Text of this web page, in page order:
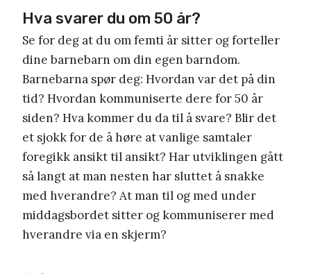
Hva svarer du om 50 år?
Se for deg at du om femti år sitter og forteller
dine barnebarn om din egen barndom.
Barnebarna spør deg: Hvordan var det på din
tid? Hvordan kommuniserte dere for 50 år
siden? Hva kommer du da til å svare? Blir det
et sjokk for de å høre at vanlige samtaler
foregikk ansikt til ansikt? Har utviklingen gått
så langt at man nesten har sluttet å snakke
med hverandre? At man til og med under
middagsbordet sitter og kommuniserer med
hverandre via en skjerm?